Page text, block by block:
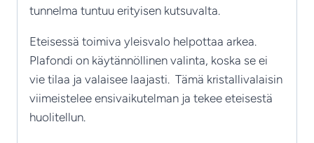
tunnelma tuntuu erityisen kutsuvalta.
Eteisessä toimiva yleisvalo helpottaa arkea.
Plafondi on käytännöllinen valinta, koska se ei
vie tilaa ja valaisee laajasti. Tämä kristallivalaisin
viimeistelee ensivaikutelman ja tekee eteisestä
huolitellun.